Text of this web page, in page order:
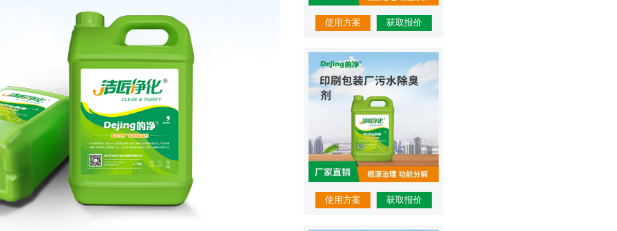
使用方案 获取报价
使用方案 获取报价